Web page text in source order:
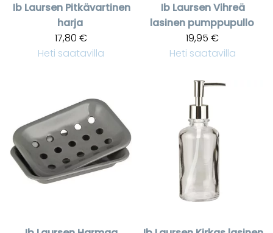
Ib Laursen Pitkävartinen
harja
17,80 €
Heti saatavilla
Ib LaursenVihreä
lasinen pumppupullo
19,95 €
Heti saatavilla